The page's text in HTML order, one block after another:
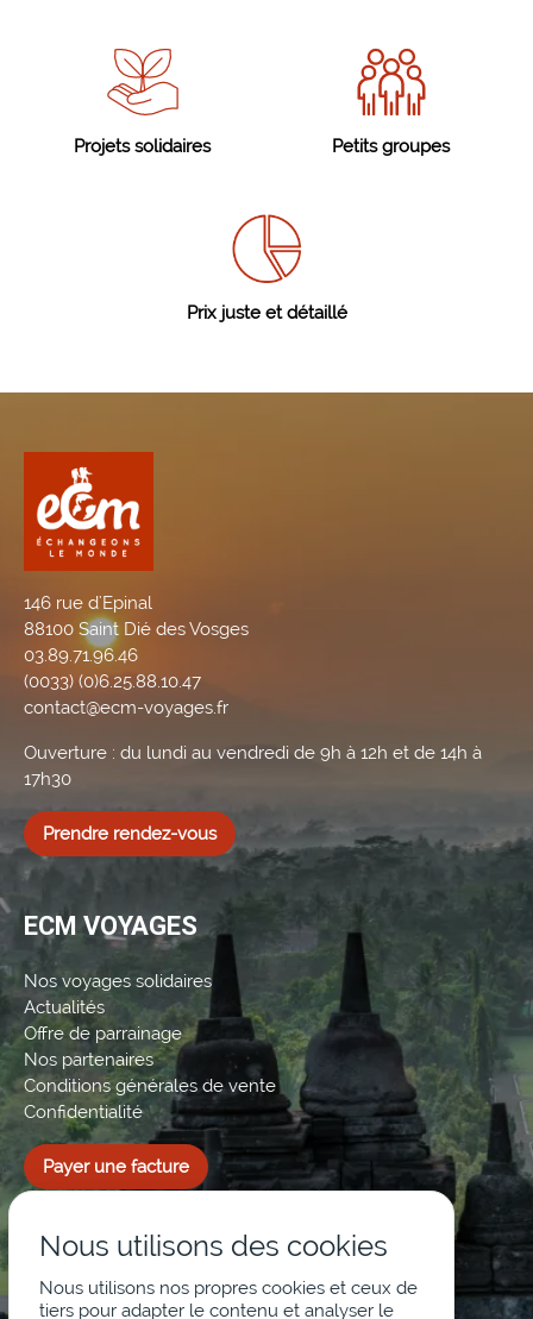
Projets solidaires Petits groupes
Prix juste et détaillé
146 rue d'Epinal
88100 Saint Dié des Vosges
03.89.71.96.46
(0033) (0)6.25.88.10.47
contact@ecm-voyages.fr
Ouverture : du lundi au vendredi de 9h à 12h et de 14h à
17h30
Prendre rendez-vous
ECM VOYAGES
Nos voyages solidaires
Actualités
Offre de parrainage
Nos partenaires
Conditions générales de vente
Confidentialité
Payer une facture
Nous utilisons des cookies
Nous utilisons nos propres cookies et ceux de
tiers pour adapter le contenu et analyser le